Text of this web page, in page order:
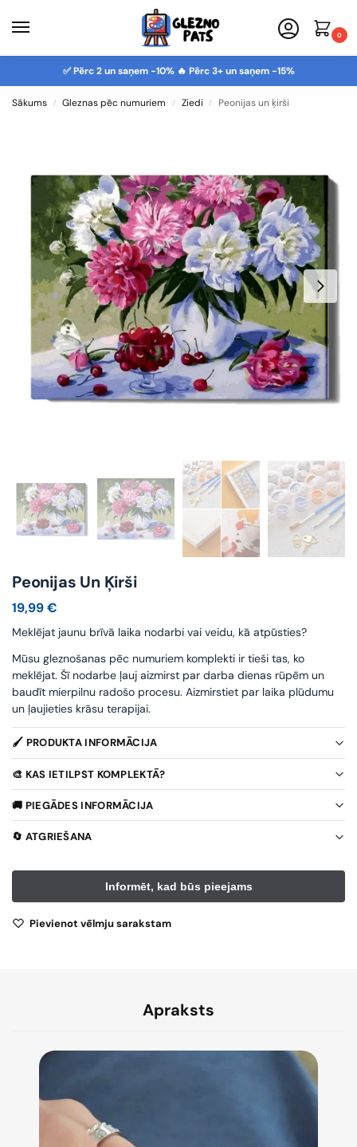
0
✅ Pērc 2 un saņem -10% 🔥 Pērc 3+ un saņem -15%
Sākums / Gleznas pēc numuriem / Ziedi / Peonijas un ķirši
Peonijas Un Ķirši
19,99€
Meklējat jaunu brīvā laika nodarbi vai veidu, kā atpūsties?
Mūsu gleznošanas pēc numuriem komplekti ir tieši tas, ko
meklējat. Šī nodarbe ļauj aizmirst par darba dienas rūpēm un
baudīt mierpilnu radošo procesu. Aizmirstiet par laika plūdumu
un ļaujieties krāsu terapijai.
🖌️ PRODUKTA INFORMĀCIJA
🎨 KAS IETILPST KOMPLEKTĀ?
🚚 PIEGĀDES INFORMĀCIJA
🔄 ATGRIEŠANA
Pievienot vēlmju sarakstam
Apraksts